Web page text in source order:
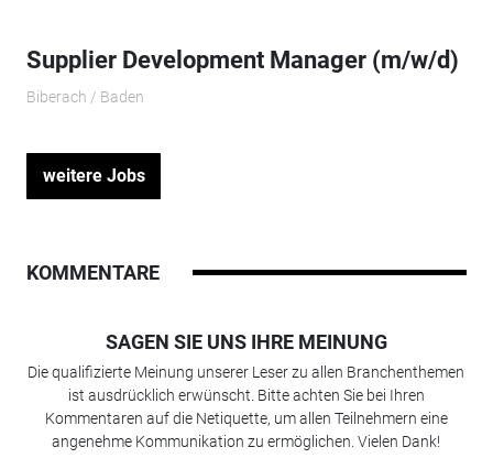
Supplier Development Manager (m/w/d)
Biberach / Baden
weitere Jobs
KOMMENTARE
SAGEN SIE UNS IHRE MEINUNG
Die qualifizierte Meinung unserer Leser zu allen Branchenthemen
ist ausdrücklich erwünscht. Bitte achten Sie bei Ihren
Kommentaren auf die Netiquette, um allen Teilnehmern eine
angenehme Kommunikation zu ermöglichen. Vielen Dank!